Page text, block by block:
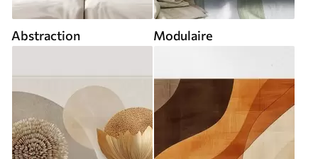
Abstraction Modulaire